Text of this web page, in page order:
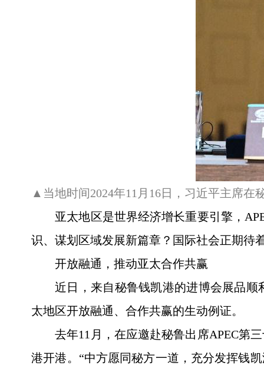
▲当地时间2024年11月16日，习近平主席
亚太地区是世界经济增长重要引擎，
识、谋划区域发展新篇章？国际社会正期待
开放融通，推动亚太合作共赢
近日，来自秘鲁钱凯港的进博会展品
太地区开放融通、合作共赢的生动例证。
去年11月，在应邀赴秘鲁出席APEC第
港开港。“中方愿同秘方一道，充分发挥钱